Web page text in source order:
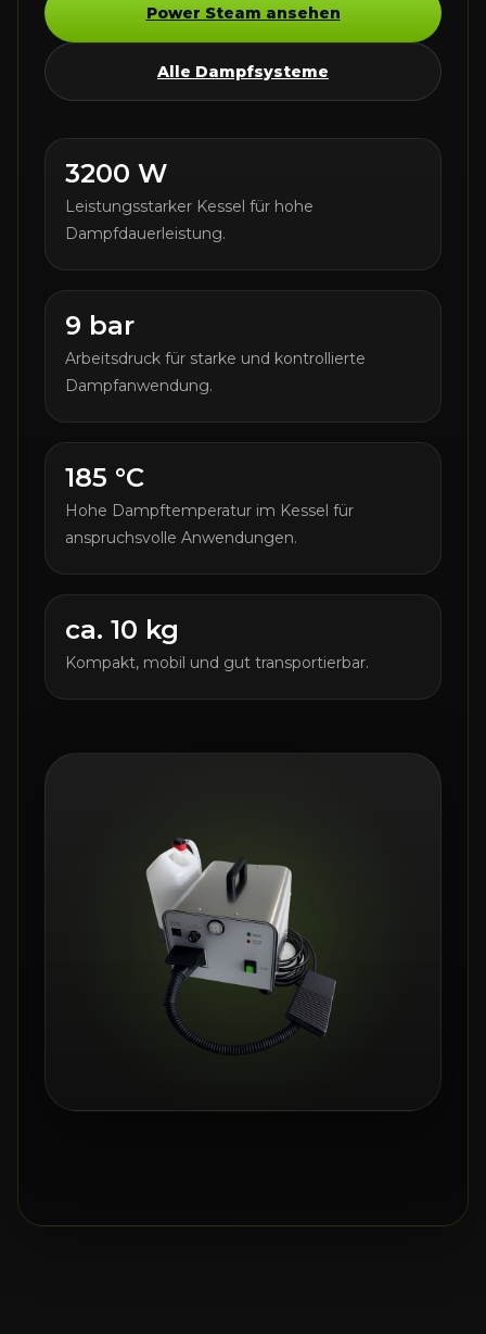
Power Steam ansehen
Alle Dampfsysteme
3200 W
Leistungsstarker Kessel für hohe
Dampfdauerleistung.
9 bar
Arbeitsdruck für starke und kontrollierte
Dampfanwendung.
185 °C
Hohe Dampftemperatur im Kessel für
anspruchsvolle Anwendungen.
ca. 10 kg
Kompakt, mobil und gut transportierbar.